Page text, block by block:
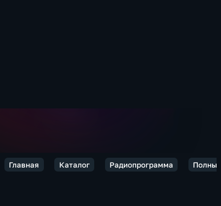
Главная Каталог Радиопрограмма